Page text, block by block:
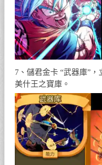
7、儲君金卡 “武器庫”，
美什王之寶庫。